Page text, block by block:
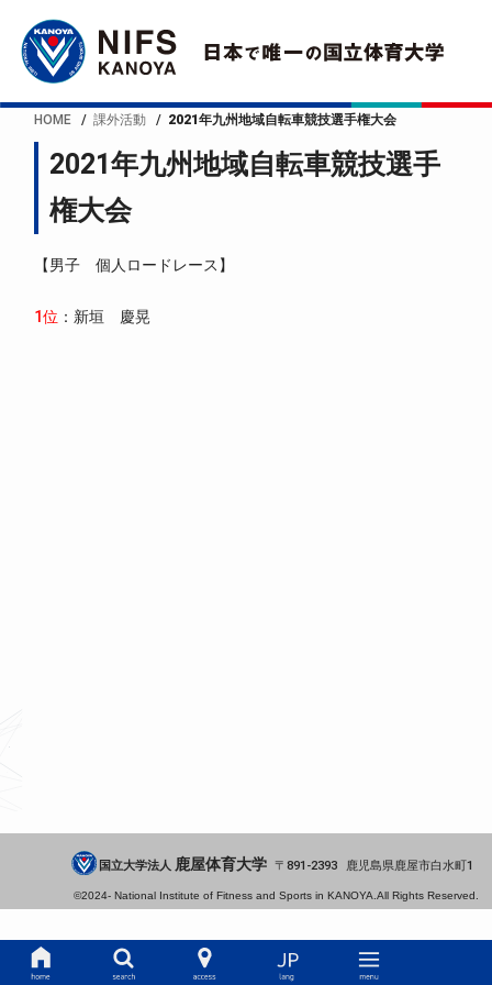
HOME 課外活動 2021年九州地域自転車競技選手権大会
2021年九州地域自転車競技選手
権大会
【男子 個人ロードレース】
1位 ：新垣 慶晃
国立大学法人 鹿屋体育大学 891-2393 鹿児島県鹿屋市白水町1
©2024- National Institute of Fitness and Sports in KANOYA.All Rights Reserved.